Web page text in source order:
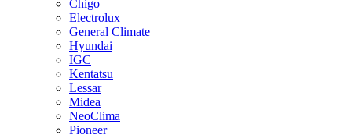
Chigo
Electrolux
General Climate
Hyundai
IGC
Kentatsu
Lessar
Midea
NeoClima
Pioneer